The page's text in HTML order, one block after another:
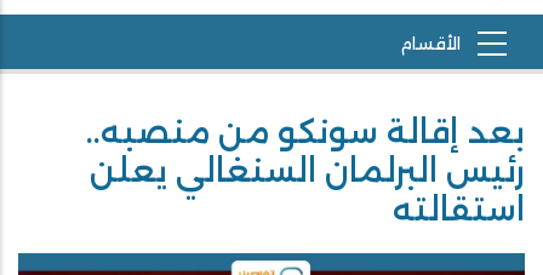
بعد إقالة سونكو من منصبه..
رئيس البرلمان السنغالي يعلن
استقالته